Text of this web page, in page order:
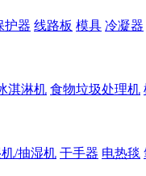
护器 线路板 模具 冷凝器
淇淋机 食物垃圾处理机
机/抽湿机 干手器 电热毯